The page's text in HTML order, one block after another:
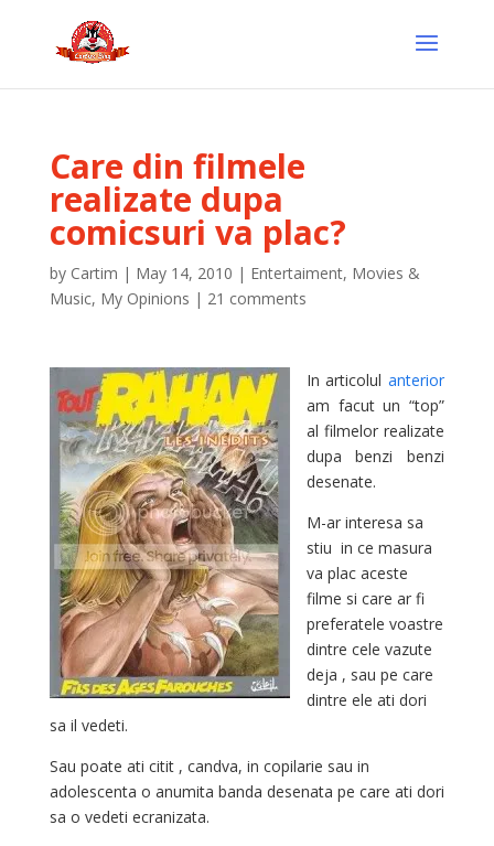
Care din filmele
realizate dupa
comicsuri va plac?
by Cartim | May 14, 2010 | Entertaiment, Movies &
Music, My Opinions | 21 comments
In articolulanterior
am facut un “top”
al filmelor realizate
dupa benzi benzi
desenate.
M-ar interesa sa
stiu in ce masura
va plac aceste
filme si care ar fi
preferatele voastre
dintre cele vazute
deja , sau pe care
dintre ele ati dori
sa il vedeti.
Sau poate ati citit , candva, in copilarie sau in
adolescenta o anumita banda desenata pe care ati dori
sa o vedeti ecranizata.